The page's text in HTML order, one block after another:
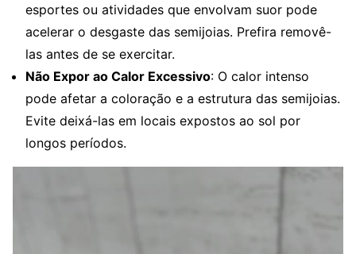
esportes ou atividades que envolvam suor pode
acelerar o desgaste das semijoias. Prefira removê-
las antes de se exercitar.
Não Expor ao Calor Excessivo: O calor intenso
pode afetar a coloração e a estrutura das semijoias.
Evite deixá-las em locais expostos ao sol por
longos períodos.